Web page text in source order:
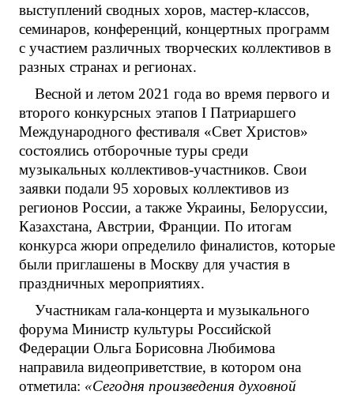
выступлений сводных хоров, мастер-классов,
семинаров, конференций, концертных программ
с участием различных творческих коллективов в
разных странах и регионах.
Весной и летом 2021 года во время первого и
второго конкурсных этапов I Патриаршего
Международного фестиваля «Свет Христов»
состоялись отборочные туры среди
музыкальных коллективов-участников. Свои
заявки подали 95 хоровых коллективов из
регионов России, а также Украины, Белоруссии,
Казахстана, Австрии, Франции. По итогам
конкурса жюри определило финалистов, которые
были приглашены в Москву для участия в
праздничных мероприятиях.
Участникам гала-концерта и музыкального
форума Министр культуры Российской
Федерации Ольга Борисовна Любимова
направила видеоприветствие, в котором она
отметила: «Сегодня произведения духовной